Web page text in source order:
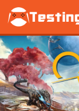
Zum Hauptinhalt